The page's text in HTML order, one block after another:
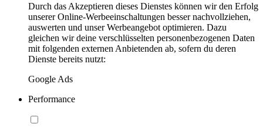
Durch das Akzeptieren dieses Dienstes können wir den Erfolg
unserer Online-Werbeeinschaltungen besser nachvollziehen,
auswerten und unser Werbeangebot optimieren. Dazu
gleichen wir deine verschlüsselten personenbezogenen Daten
mit folgenden externen Anbietenden ab, sofern du deren
Dienste bereits nutzt:
Google Ads
Performance